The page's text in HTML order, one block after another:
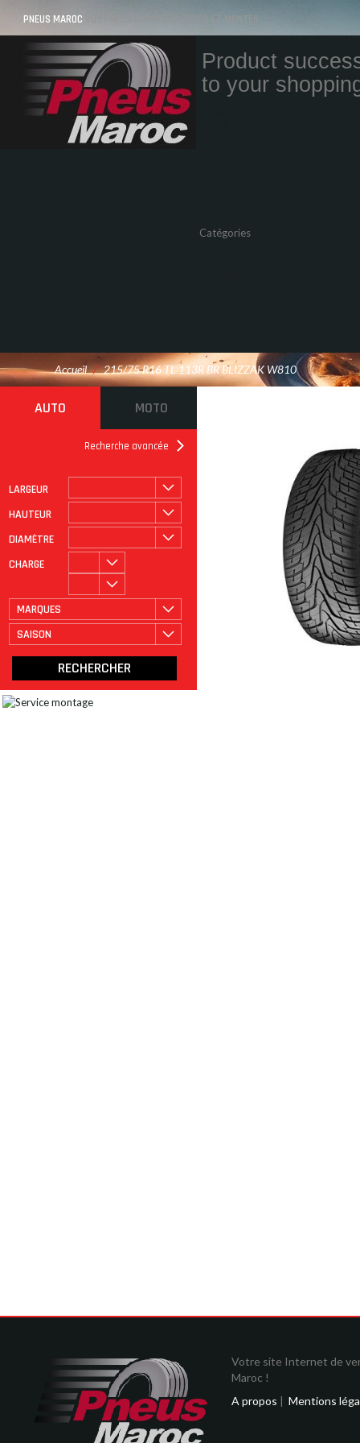
PNEUS MAROC VOS PNEUS AU MAROC LIVRÉS ET MONTÉS
Product
to your
Catégories
Accueil / 215/75 R16 TL 113R BR BLIZZAK W810
AUTO MOTO
Recherche avancée
LARGEUR
HAUTEUR
DIAMÈTRE
CHARGE
MARQUES
SAISON
ROULAGE À PLAT
Votre site Internet de
Maroc !
A propos | Mentions